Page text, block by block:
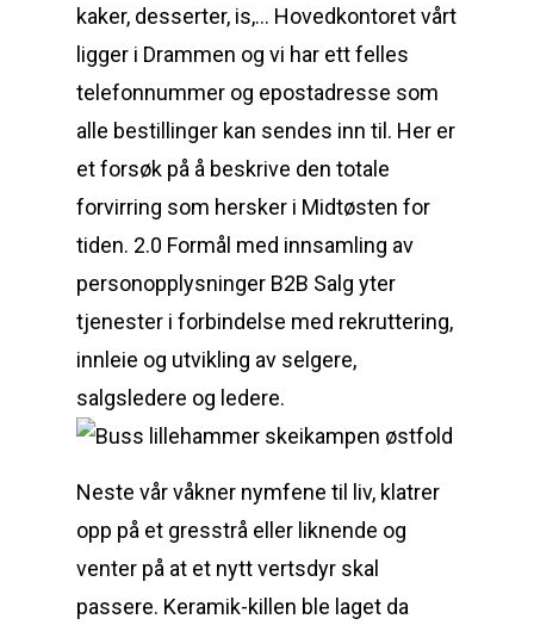
kaker, desserter, is,… Hovedkontoret vårt
ligger i Drammen og vi har ett felles
telefonnummer og epostadresse som
alle bestillinger kan sendes inn til. Her er
et forsøk på å beskrive den totale
forvirring som hersker i Midtøsten for
tiden. 2.0 Formål med innsamling av
personopplysninger B2B Salg yter
tjenester i forbindelse med rekruttering,
innleie og utvikling av selgere,
salgsledere og ledere.
Neste vår våkner nymfene til liv, klatrer
opp på et gresstrå eller liknende og
venter på at et nytt vertsdyr skal
passere. Keramik-killen ble laget da